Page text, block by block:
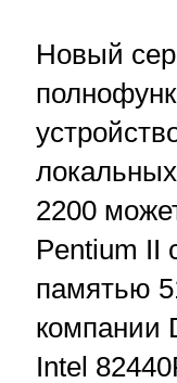
Новый
2200
Pentium II
памятью
компании
Intel